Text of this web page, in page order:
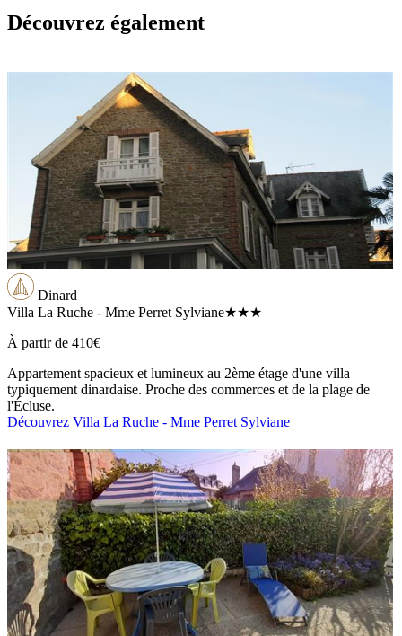
Découvrez également
Dinard
Villa La Ruche - Mme Perret Sylviane★★★
À partir de 410€
Appartement spacieux et lumineux au 2ème étage d'une villa
typiquement dinardaise. Proche des commerces et de la plage de
l'Écluse.
Découvrez Villa La Ruche - Mme Perret Sylviane